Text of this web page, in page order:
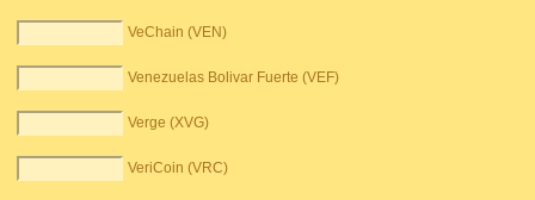
VeChain (VEN)
Venezuelas Bolivar Fuerte (VEF)
Verge (XVG)
VeriCoin (VRC)